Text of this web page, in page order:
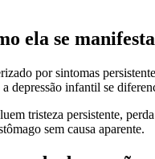
ela se
por sintomas
depressão infantil se
tristeza persistente,
sem causa aparente.